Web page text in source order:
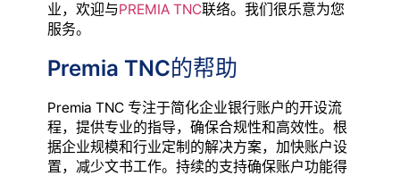
业，欢迎与PREMIA TNC联络。我们很乐意为您
服务。
Premia TNC的帮助
Premia TNC 专注于简化企业银行账户的开设流
程，提供专业的指导，确保合规性和高效性。根
据企业规模和行业定制的解决方案，加快账户设
置，减少文书工作。持续的支持确保账户功能得